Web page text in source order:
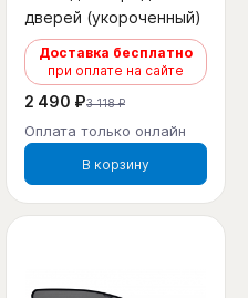
дверей (укороченный)
Доставка бесплатно
при оплате на сайте
2 490 ₽3 118 ₽
Оплата только онлайн
В корзину